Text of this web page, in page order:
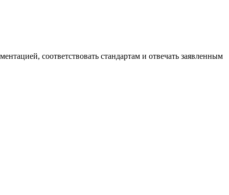
соответствовать стандартам и отвечать заявленным